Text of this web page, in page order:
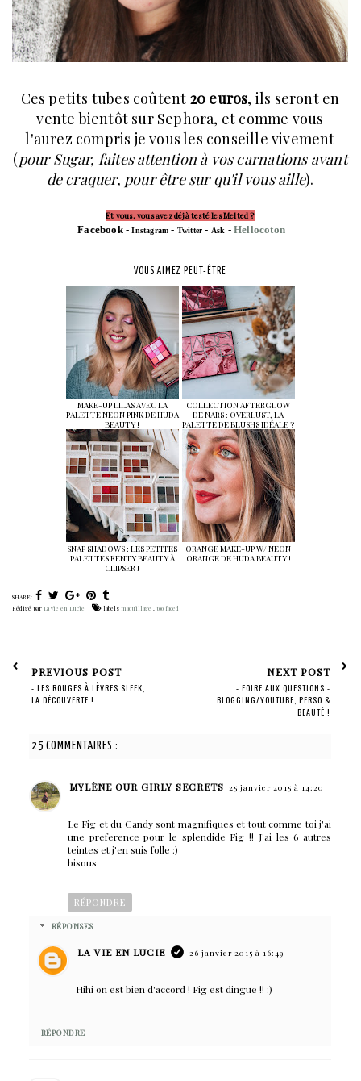
Ces petits tubes coûtent 20 euros, ils seront en
vente bientôt sur Sephora, et comme vous
l'aurez compris je vous les conseille vivement
(pour Sugar, faites attention à vos carnations avant
de craquer, pour être sur qu'il vous aille).
Et vous, vous avez déjà testé les Melted ?
Facebook-Instagram - Twitter - Ask -Hellocoton
VOUS AIMEZ PEUT-ÊTRE
MAKE-UP LILAS AVEC LA
PALETTE NEON PINK DE HUDA
BEAUTY !
COLLECTION AFTERGLOW
DE NARS : OVERLUST, LA
PALETTE DE BLUSHS IDÉALE ?
SNAP SHADOWS : LES PETITES
PALETTES FENTY BEAUTY À
CLIPSER !
ORANGE MAKE-UP W/ NEON
ORANGE DE HUDA BEAUTY !
SHARE:
Rédigé par La vie en Lucie labels maquillage too faced
PREVIOUS POST
- LES ROUGES À LÈVRES SLEEK,
LA DÉCOUVERTE !
NEXT POST
- FOIRE AUX QUESTIONS -
BLOGGING/YOUTUBE, PERSO &
BEAUTÉ !
25 COMMENTAIRES :
MYLÈNE OUR GIRLY SECRETS 25 janvier 2015 à 14:20
Le Fig et du Candy sont magnifiques et tout comme toi j'ai
une preference pour le splendide Fig !! J'ai les 6 autres
teintes et j'en suis folle :)
bisous
RÉPONDRE
RÉPONSES
LA VIE EN LUCIE 26 janvier 2015 à 16:49
Hihi on est bien d'accord ! Fig est dingue !! :)
RÉPONDRE